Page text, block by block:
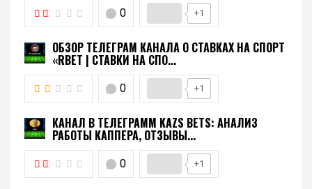
0 +1
ОБЗОР ТЕЛЕГРАМ КАНАЛА О СТАВКАХ НА СПОРТ
«RBET | СТАВКИ НА СПО...
0 +1
КАНАЛ В ТЕЛЕГРАММ KAZS BETS: АНАЛИЗ
РАБОТЫ КАППЕРА, ОТЗЫВЫ...
0 +1